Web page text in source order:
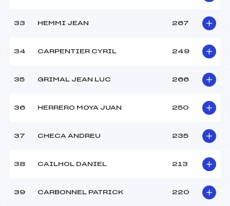
33 HEMMI JEAN 267
34 CARPENTIER CYRIL 249
35 GRIMAL JEAN LUC 266
36 HERRERO MOYA JUAN 250
37 CHECA ANDREU 235
38 CAILHOL DANIEL 213
39 CARBONNEL PATRICK 220